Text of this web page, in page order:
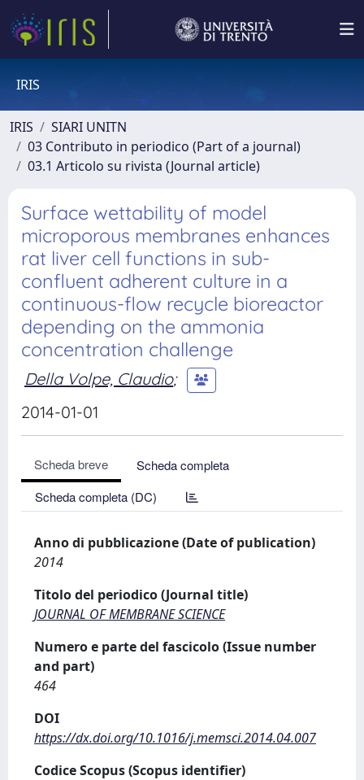
IRIS
IRIS
SIARI UNITN
03 Contributo in periodico (Part of a journal)
03.1 Articolo su rivista (Journal article)
Surface wettability of model
microporous membranes enhances
rat liver cell functions in sub-
confluent adherent culture in a
continuous-flow recycle bioreactor
depending on the ammonia
concentration challenge
Della Volpe, Claudio;
2014-01-01
Scheda breve
Scheda completa
Scheda completa (DC)
Anno di pubblicazione (Date of publication)
2014
Titolo del periodico (Journal title)
JOURNAL OF MEMBRANE SCIENCE
Numero e parte del fascicolo (Issue number
and part)
464
DOI
https://dx.doi.org/10.1016/j.memsci.2014.04.007
Codice Scopus (Scopus identifier)